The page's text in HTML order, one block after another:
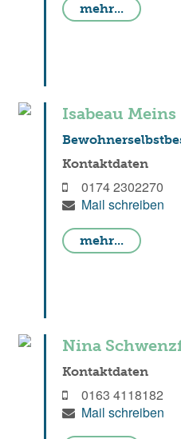
mehr...
Isabeau Meins
Kontaktdaten
0174 2302270
Mail schreiben
mehr...
Nina
Kontaktdaten
0163 4118182
Mail schreiben